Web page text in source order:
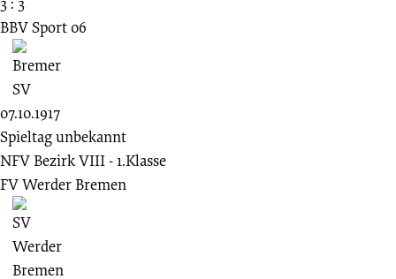
BBV Sport 06
07.10.1917
Spieltag unbekannt
NFV Bezirk VIII - 1.Klasse
FV Werder Bremen